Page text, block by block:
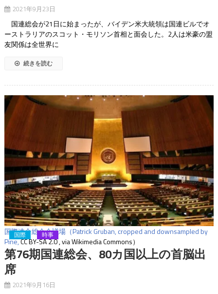
2021年9月23日
国連総会が21日に始まったが、バイデン米大統領は国連ビルでオ
ーストラリアのスコット・モリソン首相と面会した。2人は米豪の盟
友関係は全世界に
続きを読む
国際連合総会会議場（Patrick Gruban, cropped and downsampled by
Pine,CC BY-SA 2.0, via Wikimedia Commons）
国際 時事
第76期国連総会、80カ国以上の首脳出
席
2021年9月16日